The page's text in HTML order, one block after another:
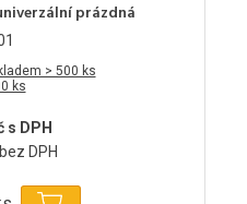
prázdná
> 500 ks
ks
s DPH
DPH